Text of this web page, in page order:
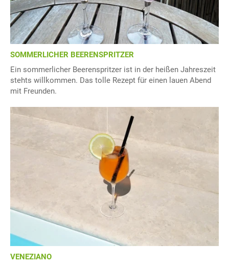
SOMMERLICHER BEERENSPRITZER
Ein sommerlicher Beerenspritzer ist in der heißen Jahreszeit
stehts willkommen. Das tolle Rezept für einen lauen Abend
mit Freunden.
VENEZIANO